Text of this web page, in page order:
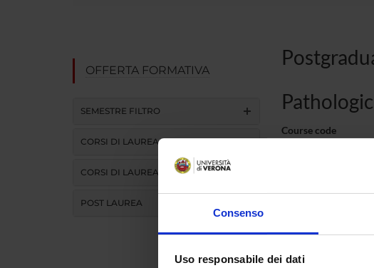
Consenso
Uso responsabile dei dati
OFFERTA FORMATIVA
SEMESTRE FILTRO
CORSI DI LAUREA
CORSI DI LAUREA MAGISTRALE
POST LAUREA
Course code
Language of
Teaching is